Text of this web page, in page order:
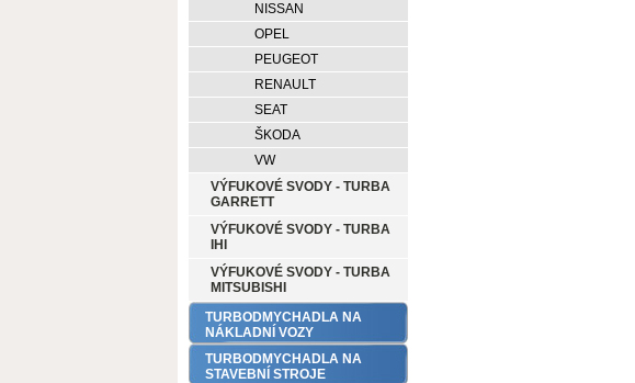
NISSAN
OPEL
PEUGEOT
RENAULT
SEAT
ŠKODA
VW
VÝFUKOVÉ SVODY - TURBA
GARRETT
VÝFUKOVÉ SVODY - TURBA
IHI
VÝFUKOVÉ SVODY - TURBA
MITSUBISHI
TURBODMYCHADLA NA
NÁKLADNÍ VOZY
TURBODMYCHADLA NA
STAVEBNÍ STROJE